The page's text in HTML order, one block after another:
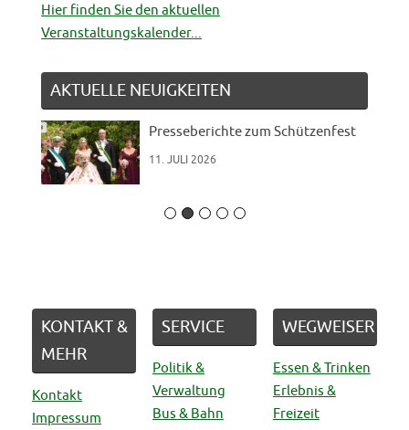
Hier finden Sie den aktuellen
Veranstaltungskalender...
AKTUELLE NEUIGKEITEN
Presseberichte zum Schützenfest
11. JULI 2026
KONTAKT &
MEHR
Kontakt
Impressum
SERVICE
Politik &
Verwaltung
Bus & Bahn
WEGWEISER
Essen & Trinken
Erlebnis &
Freizeit